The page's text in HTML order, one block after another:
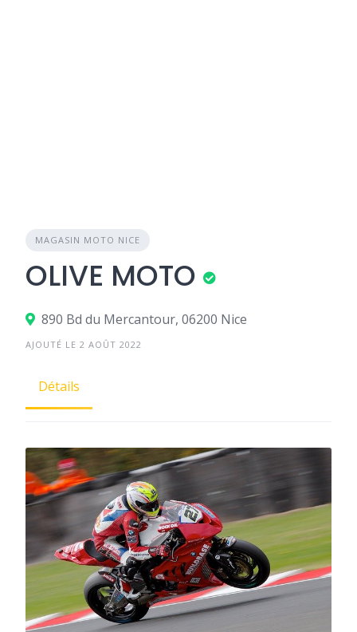
MAGASIN MOTO NICE
OLIVE MOTO
890 Bd du Mercantour, 06200 Nice
AJOUTÉ LE 2 AOÛT 2022
Détails